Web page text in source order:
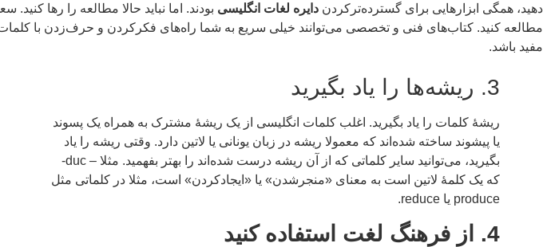
دهید، همگی ابزارهایی برای گسترده‌ترکردن دایره لغات انگلیسی بودند. اما نباید حالا مطالعه را رها
مطالعه کنید. کتاب‌های فنی و تخصصی می‌توانند خیلی سریع به شما راه‌های فکرکردن و حرف‌زدن با کلمات
مفید باشد.
3. ریشه‌ها را یاد بگیرید
ریشۀ کلمات را یاد بگیرید. اغلب کلمات انگلیسی از یک ریشۀ مشترک به همراه یک پسوند
یا پیشوند ساخته شده‌اند که معمولا ریشه در زبان یونانی یا لاتین دارد. وقتی ریشه را یاد
بگیرید، می‌توانید سایر کلماتی که از آن ریشه درست شده‌اند را بهتر بفهمید. مثلا – duc-
که یک کلمۀ لاتین است به معنای «منجرشدن» یا «ایجادکردن» است، مثلا در کلماتی مثل
produce یا reduce.
4. از فرهنگ لغت استفاده کنید